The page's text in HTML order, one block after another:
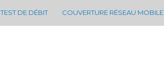
TEST DE DÉBIT COUVERTURE RÉSEAU MOBILE